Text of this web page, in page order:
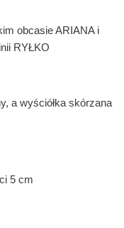
obcasie ARIANA i
RYŁKO
a wyściółka skórzana
5 cm